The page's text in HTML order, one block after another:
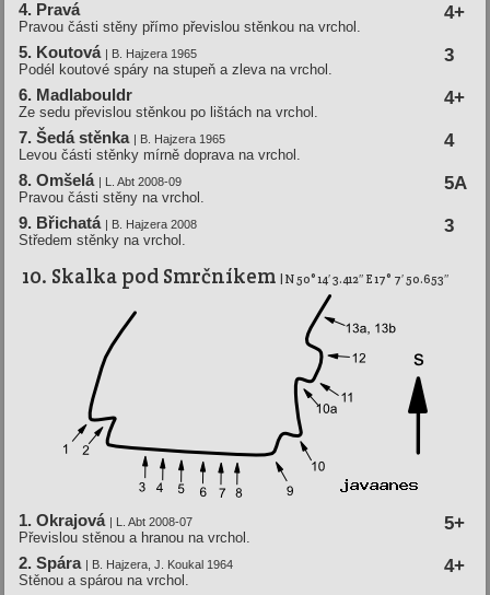
4. Pravá 4+
Pravou části stěny přímo převislou stěnkou na vrchol.
5. Koutová | B. Hajzera 1965 3
Podél koutové spáry na stupeň a zleva na vrchol.
6. Madlabouldr 4+
Ze sedu převislou stěnkou po lištách na vrchol.
7. Šedá stěnka | B. Hajzera 1965 4
Levou části stěnky mírně doprava na vrchol.
8. Omšelá | L. Abt 2008-09 5A
Pravou části stěny na vrchol.
9. Břichatá | B. Hajzera 2008 3
Středem stěnky na vrchol.
10. Skalka pod Smrční­kem | N 50° 14′ 3.412″ E 17° 7′ 50.653″
1. Okrajová | L. Abt 2008-07 5+
Převislou stěnou a hranou na vrchol.
2. Spára | B. Hajzera, J. Koukal 1964 4+
Stěnou a spárou na vrchol.